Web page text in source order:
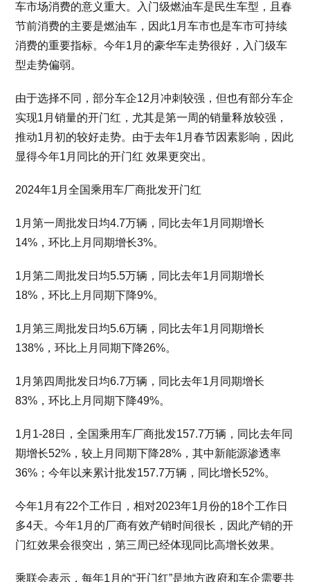
车市场消费的意义重大。入门级燃油车是民生车型，且春
节前消费的主要是燃油车，因此1月车市也是车市可持续
消费的重要指标。今年1月的豪华车走势很好，入门级车
型走势偏弱。
由于选择不同，部分车企12月冲刺较强，但也有部分车企
实现1月销量的开门红，尤其是第一周的销量释放较强，
推动1月初的较好走势。由于去年1月春节因素影响，因此
显得今年1月同比的开门红 效果更突出。
2024年1月全国乘用车厂商批发开门红
1月第一周批发日均4.7万辆，同比去年1月同期增长
14%，环比上月同期增长3%。
1月第二周批发日均5.5万辆，同比去年1月同期增长
18%，环比上月同期下降9%。
1月第三周批发日均5.6万辆，同比去年1月同期增长
138%，环比上月同期下降26%。
1月第四周批发日均6.7万辆，同比去年1月同期增长
83%，环比上月同期下降49%。
1月1-28日，全国乘用车厂商批发157.7万辆，同比去年同
期增长52%，较上月同期下降28%，其中新能源渗透率
36%；今年以来累计批发157.7万辆，同比增长52%。
今年1月有22个工作日，相对2023年1月份的18个工作日
多4天。今年1月的厂商有效产销时间很长，因此产销的开
门红效果会很突出，第三周已经体现同比高增长效果。
乘联会表示，每年1月的“开门红”是地方政府和车企需要共